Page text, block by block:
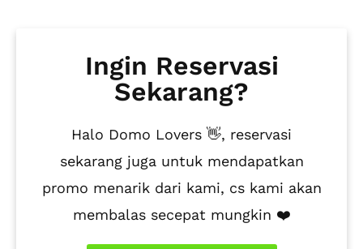
Ingin Reservasi
Sekarang?
Halo Domo Lovers 👋, reservasi
sekarang juga untuk mendapatkan
promo menarik dari kami, cs kami akan
membalas secepat mungkin ❤️